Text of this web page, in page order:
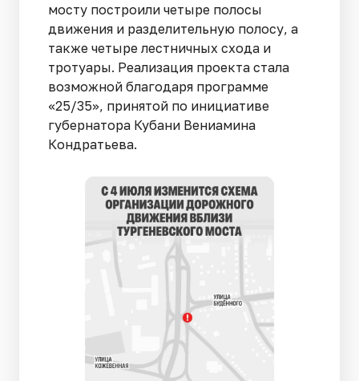
мосту построили четыре полосы
движения и разделительную полосу, а
также четыре лестничных схода и
тротуары. Реализация проекта стала
возможной благодаря программе
«25/35», принятой по инициативе
губернатора Кубани Вениамина
Кондратьева.